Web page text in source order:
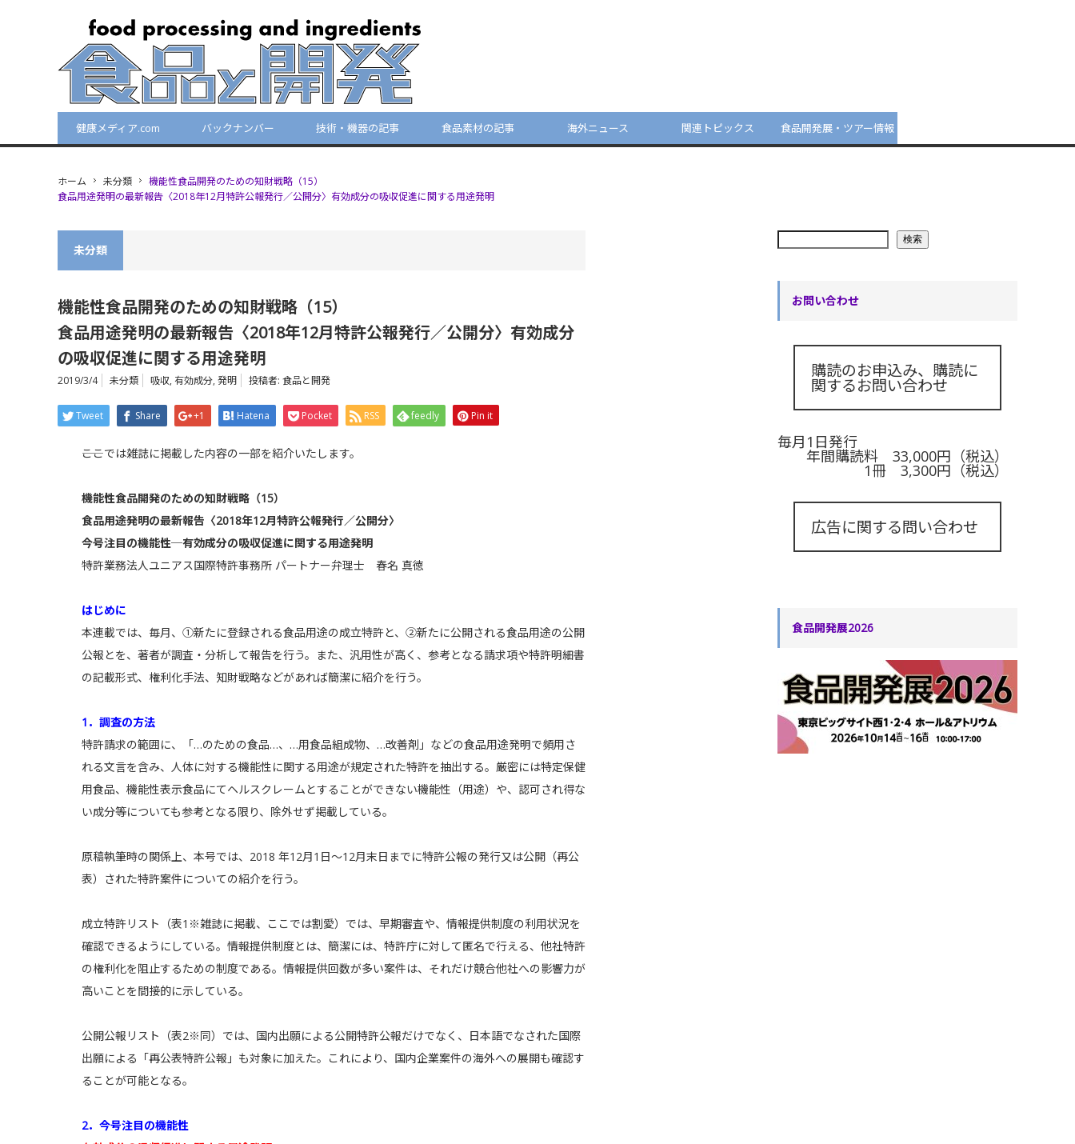
健康メディア.com バックナンバー 技術・機器の記事 食品素材の記事 海外ニュース 関連トピックス 食品開発展・ツアー情報
ホーム 未分類
機能性食品開発のための知財戦略（15）
食品用途発明の最新報告〈2018年12月特許公報発行／公開分〉有効成分の吸収促進に関する用途発明
未分類
機能性食品開発のための知財戦略（15）
食品用途発明の最新報告〈2018年12月特許公報発行／公開分〉有効成分
の吸収促進に関する用途発明
2019/3/4 未分類 吸収, 有効成分, 発明 投稿者: 食品と開発
Tweet Share +1 Hatena Pocket RSS feedly Pin it
――ここでは雑誌に掲載した内容の一部を紹介いたします。
機能性食品開発のための知財戦略（15）
食品用途発明の最新報告〈2018年12月特許公報発行／公開分〉
今号注目の機能性─有効成分の吸収促進に関する用途発明
特許業務法人ユニアス国際特許事務所 パートナー弁理士 春名 真徳
はじめに
本連載では、毎月、①新たに登録される食品用途の成立特許と、②新たに公開される食品用途の公開
公報とを、著者が調査・分析して報告を行う。また、汎用性が高く、参考となる請求項や特許明細書
の記載形式、権利化手法、知財戦略などがあれば簡潔に紹介を行う。
1．調査の方法
特許請求の範囲に、「…のための食品…、…用食品組成物、…改善剤」などの食品用途発明で頻用さ
れる文言を含み、人体に対する機能性に関する用途が規定された特許を抽出する。厳密には特定保健
用食品、機能性表示食品にてヘルスクレームとすることができない機能性（用途）や、認可され得な
い成分等についても参考となる限り、除外せず掲載している。
原稿執筆時の関係上、本号では、2018 年12月1日〜12月末日までに特許公報の発行又は公開（再公
表）された特許案件についての紹介を行う。
成立特許リスト（表1※雑誌に掲載、ここでは割愛）では、早期審査や、情報提供制度の利用状況を
確認できるようにしている。情報提供制度とは、簡潔には、特許庁に対して匿名で行える、他社特許
の権利化を阻止するための制度である。情報提供回数が多い案件は、それだけ競合他社への影響力が
高いことを間接的に示している。
公開公報リスト（表2※同）では、国内出願による公開特許公報だけでなく、日本語でなされた国際
出願による「再公表特許公報」も対象に加えた。これにより、国内企業案件の海外への展開も確認す
ることが可能となる。
2．今号注目の機能性
検索
お問い合わせ
購読のお申込み、購読に
関するお問い合わせ
毎月1日発行
年間購読料 33,000円（税込）
1冊 3,300円（税込）
広告に関する問い合わせ
食品開発展2026